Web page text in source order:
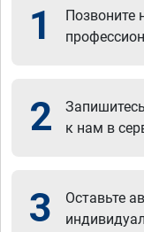
1 Позвоните
2
к нам в
3
Оставьте